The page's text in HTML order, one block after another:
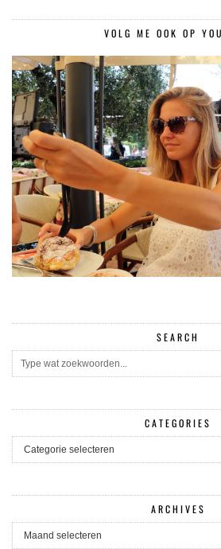
VOLG ME OOK OP
SEARCH
CATEGORIES
CATEGORIES
ARCHIVES
ARCHIVES